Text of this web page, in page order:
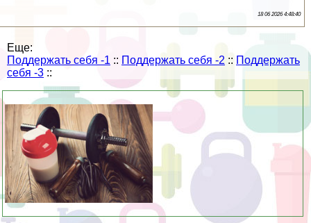
18 06 2026 4:48:40
Еще:
Поддержать себя -1 :: Поддержать себя -2 :: Поддержать
себя -3 ::